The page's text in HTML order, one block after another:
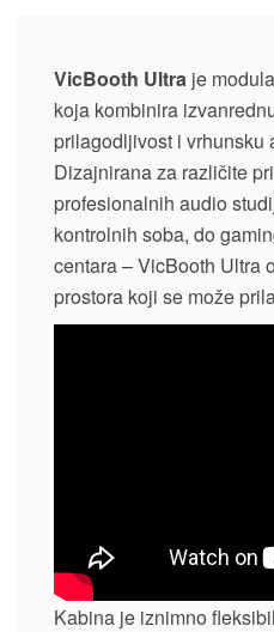
VicBooth Ultra je
koja kombinira
prilagodljivost i vrhunsku
Dizajnirana za različite
profesionalnih audio
kontrolnih soba, do
centara – VicBooth Ultra
prostora koji se može
Kabina je iznimno